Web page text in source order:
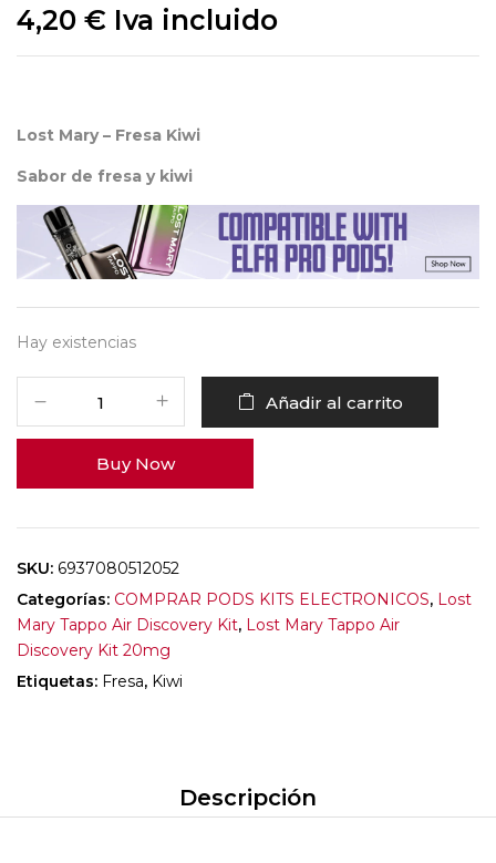
4,20 € Iva incluido
Lost Mary – Fresa Kiwi
Sabor de fresa y kiwi
Hay existencias
Añadir al carrito
Buy Now
SKU: 6937080512052
Categorías: COMPRAR PODS KITS ELECTRONICOS, Lost
Mary Tappo Air Discovery Kit, Lost Mary Tappo Air
Discovery Kit 20mg
Etiquetas: Fresa, Kiwi
Descripción